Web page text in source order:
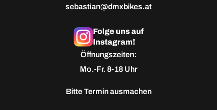
sebastian@dmxbikes.at
Folge uns auf
Instagram!
Öffnungszeiten:
Mo.-Fr. 8-18 Uhr
BitteTermin ausmachen